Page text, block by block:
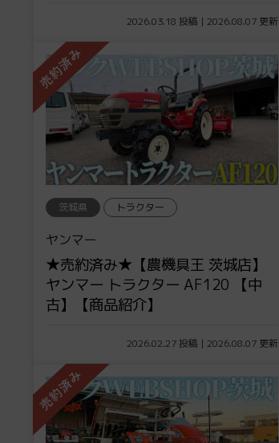
2026.03.18 投稿 | 2026.08.07 更新
茨城県 トラクター
ヤンマー
★売約済み★【農機具王 茨城店】
ヤンマー トラクター AF120 【中
古】【商品紹介】
2026.02.27 投稿 | 2026.08.07 更新